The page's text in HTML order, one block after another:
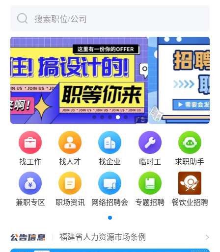
搜索职位/公司
找工作 找人才 找企业 临时工 求职助手
兼职专区 职场资讯 网络招聘会 专题招聘 餐饮业招聘
福清市事业单位公开招聘工作人员（含参
聘和控制数人员）的公告
福建省人力资源市场条例
关于拟认定2025年福清市第二批吸纳重点